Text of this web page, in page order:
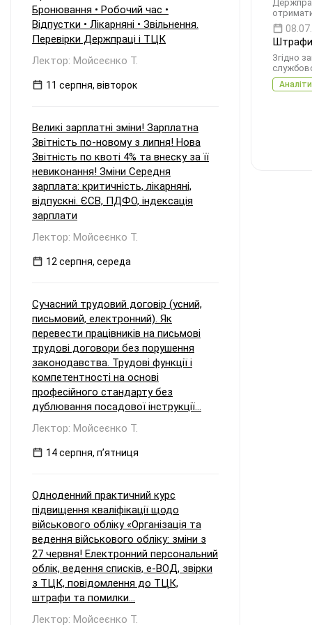
Штрафи
Згідно
Бронювання • Робочий час •
Відпустки • Лікарняні • Звільнення.
Перевірки Держпраці і ТЦК
Лектор: Мойсеєнко Т.
11 серпня, вівторок
Великі зарплатні зміни! Зарплатна
Звітність по-новому з липня! Нова
Звітність по квоті 4% та внеску за її
невиконання! Зміни Середня
зарплата: критичність, лікарняні,
відпускні. ЄСВ, ПДФО, індексація
зарплати
Лектор: Мойсеєнко Т.
12 серпня, середа
Сучасний трудовий договір (усний,
письмовий, електронний). Як
перевести працівників на письмові
трудові договори без порушення
законодавства. Трудові функції і
компетентності на основі
професійного стандарту без
дублювання посадової інструкції...
Лектор: Мойсеєнко Т.
14 серпня, пʼятниця
Одноденний практичний курс
підвищення кваліфікації щодо
військового обліку «Організація та
ведення військового обліку: зміни з
27 червня! Електронний персональний
облік, ведення списків, е-ВОД, звірки
з ТЦК, повідомлення до ТЦК,
штрафи та помилки...
Лектор: Мойсеєнко Т.